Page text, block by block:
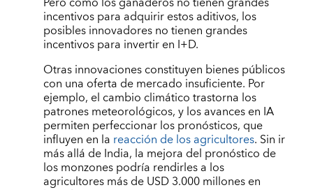
incentivos para adquirir estos aditivos, los
posibles innovadores no tienen grandes
incentivos para invertir en I+D.
Otras innovaciones constituyen bienes públicos
con una oferta de mercado insuficiente. Por
ejemplo, el cambio climático trastorna los
patrones meteorológicos, y los avances en IA
permiten perfeccionar los pronósticos, que
influyen en la reacción de los agricultores. Sin ir
más allá de India, la mejora del pronóstico de
los monzones podría rendirles a los
agricultores más de USD 3.000 millones en